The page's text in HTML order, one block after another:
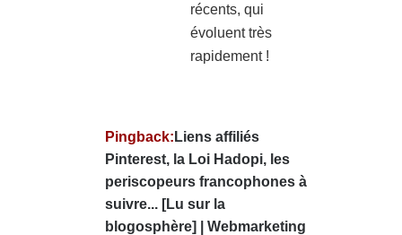
récents, qui
évoluent très
rapidement !
Pingback: Liens affiliés
Pinterest, la Loi Hadopi, les
periscopeurs francophones à
suivre... [Lu sur la
blogosphère] | Webmarketing